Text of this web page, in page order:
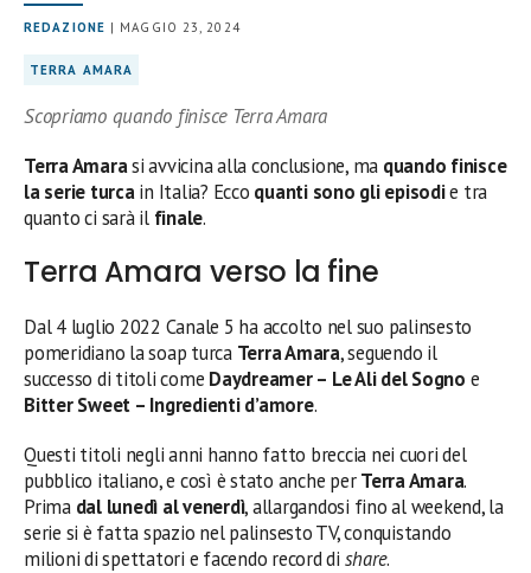
REDAZIONE | MAGGIO 23, 2024
TERRA AMARA
Scopriamo quando finisce Terra Amara
Terra Amarasi avvicina alla conclusione, ma quando finisce
la serie turcain Italia? Ecco quanti sono gli episodie tra
quanto ci sarà il finale.
Terra Amara verso la fine
Dal 4 luglio 2022 Canale 5 ha accolto nel suo palinsesto
pomeridiano la soap turca Terra Amara, seguendo il
successo di titoli come Daydreamer – Le Ali del Sogno e
Bitter Sweet – Ingredienti d’amore.
Questi titoli negli anni hanno fatto breccia nei cuori del
pubblico italiano, e così è stato anche perTerra Amara.
Prima dal lunedì al venerdì, allargandosi fino al weekend, la
serie si è fatta spazio nel palinsesto TV, conquistando
milioni di spettatori e facendo record di share.